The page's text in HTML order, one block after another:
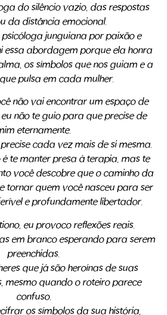
do silêncio vazio, das respostas
da distância emocional.
psicóloga junguiana por paixão e
essa abordagem porque ela honra
os símbolos que nos guiam e a
pulsa em cada mulher.
não vai encontrar um espaço de
não te guio para que precise de
eternamente.
cada vez mais de si mesma.
é te manter presa à terapia, mas te
você descobre que o caminho da
tornar quem você nasceu para ser
e profundamente libertador.
eu provoco reflexões reais.
em branco esperando para serem
preenchidas.
que já são heroínas de suas
mesmo quando o roteiro parece
confuso.
os símbolos da sua história,